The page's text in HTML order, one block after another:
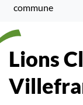
commune
Lions